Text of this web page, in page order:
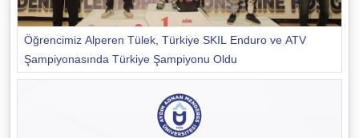
Öğrencimiz Alperen Tülek, Türkiye SKIL Enduro ve ATV
Şampiyonasında Türkiye Şampiyonu Oldu